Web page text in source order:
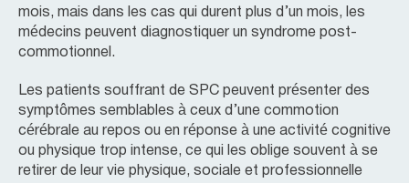
mois, mais dans les cas qui durent plus d’un mois, les
médecins peuvent diagnostiquer un syndrome post-
commotionnel.
Les patients souffrant de SPC peuvent présenter des
symptômes semblables à ceux d’une commotion
cérébrale au repos ou en réponse à une activité cognitive
ou physique trop intense, ce qui les oblige souvent à se
retirer de leur vie physique, sociale et professionnelle